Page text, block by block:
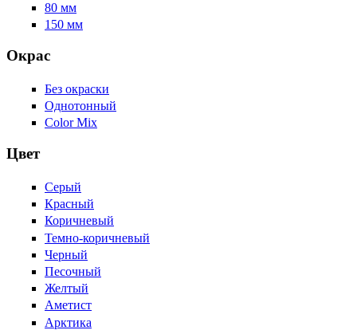
80 мм
150 мм
Окрас
Без окраски
Однотонный
Color Mix
Цвет
Серый
Красный
Коричневый
Темно-коричневый
Черный
Песочный
Желтый
Аметист
Арктика